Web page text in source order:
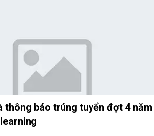
thông báo trúng tuyển đợt 4 năm